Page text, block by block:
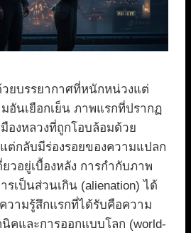
ยบรรยากาศที่หนักหน่วงแต่
อันเยือกเย็น ภาพแรกที่ปรากฏ
องหลวงที่ถูกโอบล้อมด้วย
ต่กลับมีร่องรอยของความแปลก
วอยู่เบื้องหลัง การกำกับภาพ
รเป็นส่วนเกิน (alienation) ได้
วามรู้สึกแรกที่ได้รับคือความ
คและการออกแบบโลก (world-